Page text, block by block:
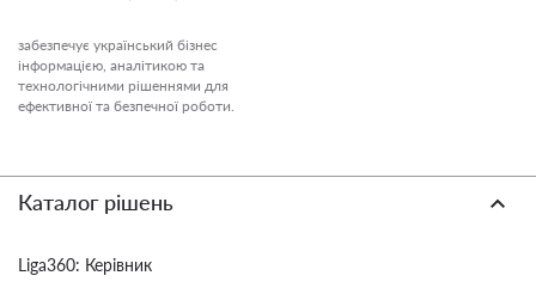
забезпечує український бізнес
інформацією, аналітикою та
технологічними рішеннями для
ефективної та безпечної роботи.
Каталог рішень
Liga360: Керівник